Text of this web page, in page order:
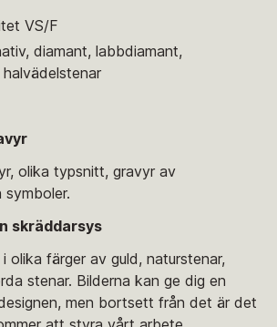
VS/F
diamant, labbdiamant,
olika typsnitt, gravyr av
skräddarsys
olika färger av guld, naturstenar,
stenar. Bilderna kan ge dig en
men bortsett från det är det